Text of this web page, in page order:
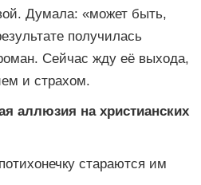
Думала: «может быть,
получилась
Сейчас жду её выхода,
и страхом.
аллюзия на христианских
стараются им